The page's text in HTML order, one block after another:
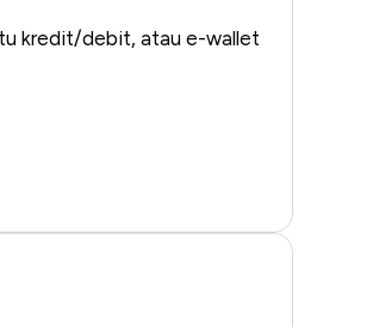
kredit/debit, atau e-wallet